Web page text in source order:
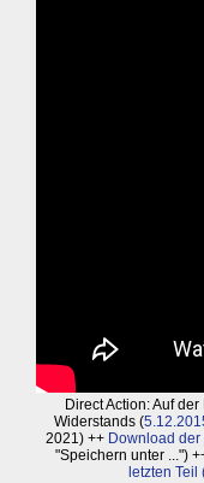
Direct Action: Auf
Widerstands (
2021) ++ Download
"Speichern unter ...")
letzten